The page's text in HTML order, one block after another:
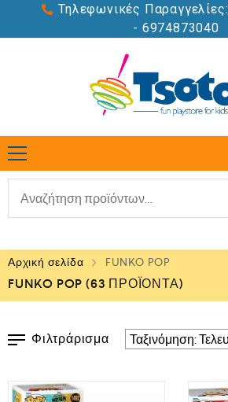
Τηλεφωνικές Παραγγελίες:
- 6974873040
Αρχική σελίδα FUNKO POP
FUNKO POP(63 ΠΡΟΪΌΝΤΑ)
Φιλτράρισμα